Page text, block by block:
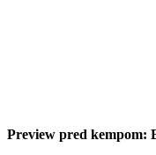
Preview pred kempom: